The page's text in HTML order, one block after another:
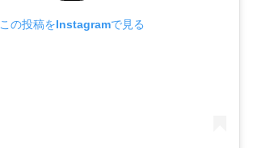
この投稿をInstagramで見る